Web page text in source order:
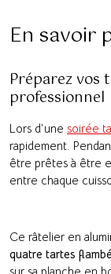
En savoir
Préparez vos
professionnel
Lors d’une soirée
rapidement.
être prêtes à être
entre chaque
Ce râtelier en
quatre tartes
sur sa planche en